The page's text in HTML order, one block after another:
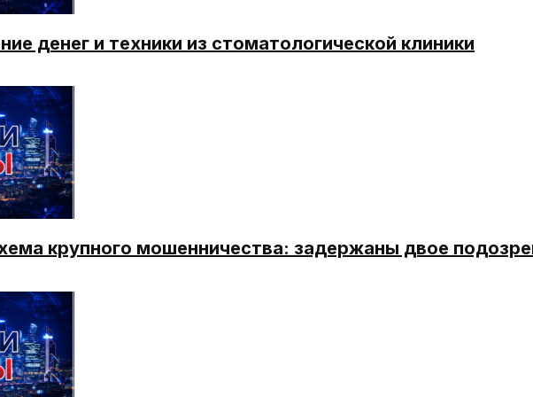
денег и техники из стоматологической клиники
крупного мошенничества: задержаны двое